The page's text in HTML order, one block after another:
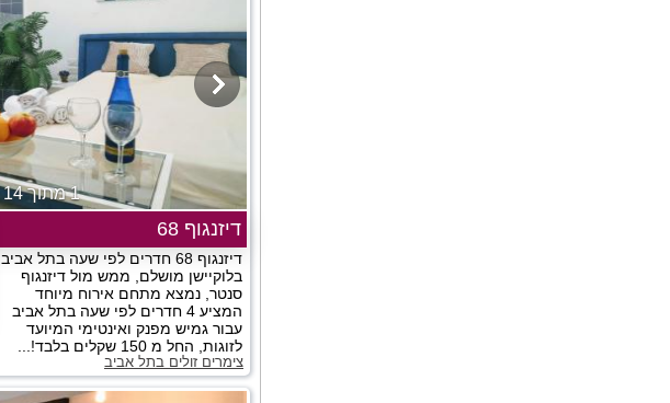
1 מתוך 14
דיזנגוף 68
דיזנגוף 68 חדרים לפי שעה בתל אביב,
בלוקיישן מושלם, ממש מול דיזנגוף
סנטר, נמצא מתחם אירוח מיוחד
המציע 4 חדרים לפי שעה בתל אביב
עבור גמיש מפנק ואינטימי המיועד
לזוגות, החל מ 150 שקלים בלבד!...
צימרים זולים בתל אביב